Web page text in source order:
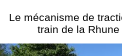
Le mécanisme de
train de la Rhune